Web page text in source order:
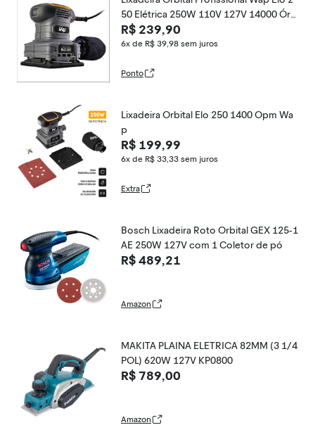
50 Elétrica 250W 110V 127V 14000 Órb
itas Lixa Madeira Maciça MDF MDP Pare
de
R$ 239,90
6x de R$ 39,98 sem juros
Ponto
Lixadeira Orbital Elo 250 1400 Opm Wa
p
R$ 199,99
6x de R$ 33,33 sem juros
Extra
Bosch Lixadeira Roto Orbital GEX 125-1
AE 250W 127V com 1 Coletor de pó
R$ 489,21
Amazon
MAKITA PLAINA ELETRICA 82MM (3 1/4
POL) 620W 127V KP0800
R$ 789,00
Amazon